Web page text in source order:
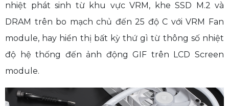
nhiệt phát sinh từ khu vực VRM, khe SSD M.2 và
DRAM trên bo mạch chủ đến 25 độ C với VRM Fan
module, hay hiển thị bất kỳ thứ gì từ thông số nhiệt
độ hệ thống đến ảnh động GIF trên LCD Screen
module.